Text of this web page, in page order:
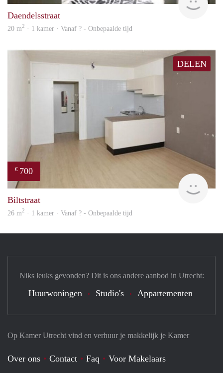
Daendelsstraat
20 m2 · 1 kamer · Vanaf ? - Onbepaalde tijd
DELEN
€ 700
Biltstraat
26 m2 · 1 kamer · Vanaf ? - Onbepaalde tijd
Op Kamer Utrecht vind en verhuur je makkelijk je Kamer
Over ons Contact Faq Voor Makelaars
Niks leuks gevonden? Dit is ons andere aanbod in Utrecht:
Huurwoningen Studio's Appartementen